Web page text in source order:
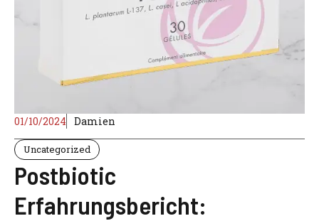
01/10/2024 Damien
Uncategorized
Postbiotic
Erfahrungsbericht: